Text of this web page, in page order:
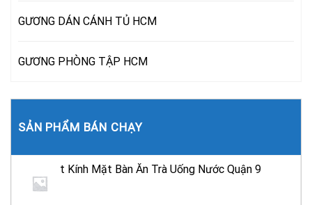
GƯƠNG DÁN CÁNH TỦ HCM
GƯƠNG PHÒNG TẬP HCM
SẢN PHẨM BÁN CHẠY
Tiệm Cắt Kính Mặt Bàn Ăn Trà Uống Nước Quận 9
TPHCM